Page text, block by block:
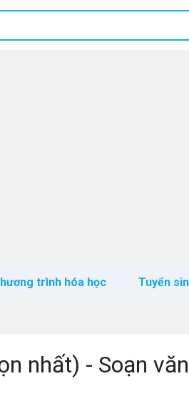
trình hóa học Tuyển
nhất) - Soạn